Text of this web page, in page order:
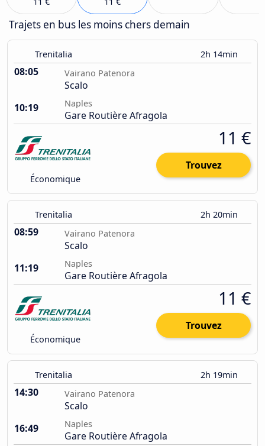
Trajets en bus les moins chers demain
Trenitalia 2h 14min
08:05 Vairano Patenora
Scalo
10:19
Naples
Gare Routière Afragola
Économique
11 €
Trouvez
Trenitalia 2h 20min
08:59 Vairano Patenora
Scalo
11:19
Naples
Gare Routière Afragola
Économique
11 €
Trouvez
Trenitalia 2h 19min
14:30 Vairano Patenora
Scalo
16:49
Naples
Gare Routière Afragola